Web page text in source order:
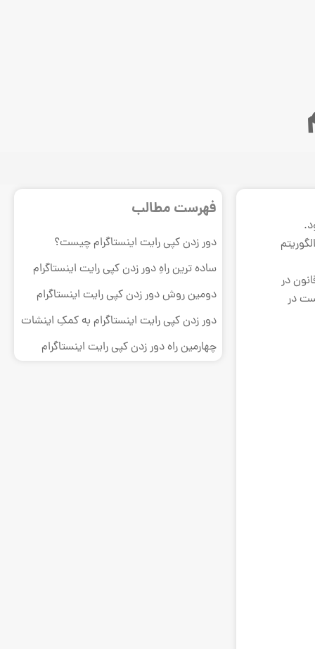
در
در
فهرست مطالب
دور زدن کپی رایت اینستاگرام چیست؟
ساده ترین راهِ دور زدن کپی رایت اینستاگرام
دومین روش دور زدن کپی رایت اینستاگرام
دور زدن کپی رایت اینستاگرام به کمکِ اینشات
چهارمین راه دور زدن کپی رایت اینستاگرام